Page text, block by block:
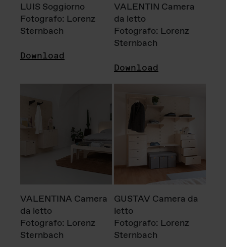
LUIS Soggiorno
Fotografo: Lorenz
Sternbach
Download
VALENTIN Camera
da letto
Fotografo: Lorenz
Sternbach
Download
VALENTINA Camera
da letto
Fotografo: Lorenz
Sternbach
GUSTAV Camera da
letto
Fotografo: Lorenz
Sternbach